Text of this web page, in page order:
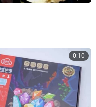
0:10